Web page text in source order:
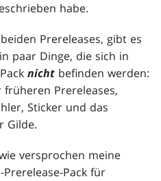
habe.
Prereleases, gibt es
paar Dinge, die sich in
nicht befinden werden:
Prereleases,
Sticker und das
Gilde.
versprochen meine
Pack für